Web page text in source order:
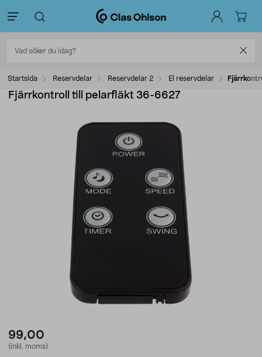
Startsida Reservdelar Reservdelar 2 El reservdelar
Fjärrkontroll till pelarfläkt 36-6627
99,00
(inkl. moms)